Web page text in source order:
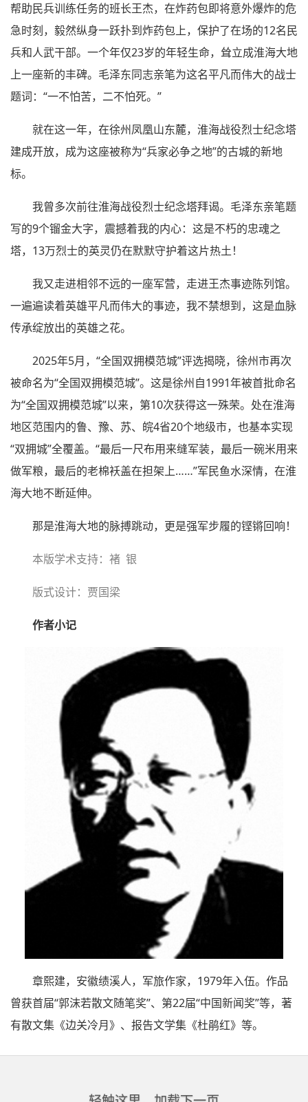
帮助民兵训练任务的班长王杰，在炸药包即将意外爆炸的危
急时刻，毅然纵身一跃扑到炸药包上，保护了在场的12名民
兵和人武干部。一个年仅23岁的年轻生命，耸立成淮海大地
上一座新的丰碑。毛泽东同志亲笔为这名平凡而伟大的战士
题词：“一不怕苦，二不怕死。”
就在这一年，在徐州凤凰山东麓，淮海战役烈士纪念塔
建成开放，成为这座被称为“兵家必争之地”的古城的新地
标。
我曾多次前往淮海战役烈士纪念塔拜谒。毛泽东亲笔题
写的9个镏金大字，震撼着我的内心：这是不朽的忠魂之
塔，13万烈士的英灵仍在默默守护着这片热土！
我又走进相邻不远的一座军营，走进王杰事迹陈列馆。
一遍遍读着英雄平凡而伟大的事迹，我不禁想到，这是血脉
传承绽放出的英雄之花。
2025年5月，“全国双拥模范城”评选揭晓，徐州市再次
被命名为“全国双拥模范城”。这是徐州自1991年被首批命名
为“全国双拥模范城”以来，第10次获得这一殊荣。处在淮海
地区范围内的鲁、豫、苏、皖4省20个地级市，也基本实现
“双拥城”全覆盖。“最后一尺布用来缝军装，最后一碗米用来
做军粮，最后的老棉袄盖在担架上……”军民鱼水深情，在淮
海大地不断延伸。
那是淮海大地的脉搏跳动，更是强军步履的铿锵回响！
本版学术支持：褚 银
版式设计：贾国梁
作者小记
章熙建，安徽绩溪人，军旅作家，1979年入伍。作品
曾获首届“郭沫若散文随笔奖”、第22届“中国新闻奖”等，著
有散文集《边关冷月》、报告文学集《杜鹃红》等。